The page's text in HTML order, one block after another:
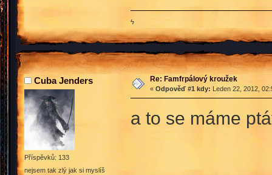
ϟ
Cuba Jenders
Příspěvků: 133
nejsem tak zlý jak si myslíš
Re: Famfrpálový kroužek
« Odpověď #1 kdy: Leden 22, 2012,
a to se máme